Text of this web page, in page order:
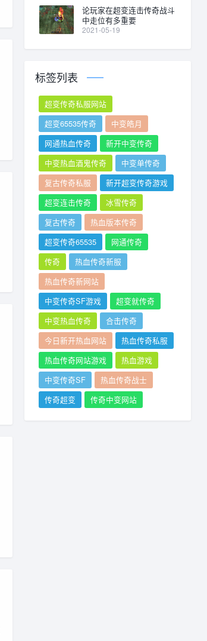
论玩家在超变连击传奇战斗
中走位有多重要
2021-05-19
标签列表
超变传奇私服网站
超变65535传奇
中变皓月
网通热血传奇
新开中变传奇
中变热血酒鬼传奇
中变单传奇
复古传奇私服
新开超变传奇游戏
超变连击传奇
冰雪传奇
复古传奇
热血版本传奇
超变传奇65535
网通传奇
传奇
热血传奇新服
热血传奇新网站
中变传奇SF游戏
超变就传奇
中变热血传奇
合击传奇
今日新开热血网站
热血传奇私服
热血传奇网站游戏
热血游戏
中变传奇SF
热血传奇战士
传奇超变
传奇中变网站